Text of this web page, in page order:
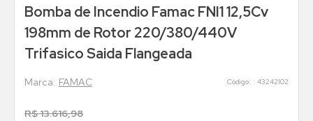
Bomba de Incendio Famac FNI1 12,5Cv
198mm de Rotor 220/380/440V
Trifasico Saida Flangeada
FAMAC : 43242102
R$13.616,98